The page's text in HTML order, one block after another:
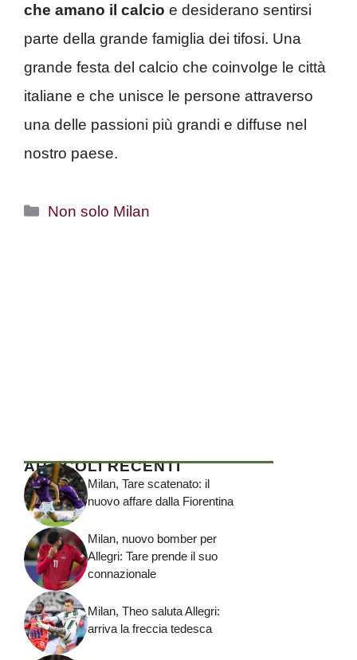
che amano il calcio e desiderano sentirsi
parte della grande famiglia dei tifosi. Una
grande festa del calcio che coinvolge le città
italiane e che unisce le persone attraverso
una delle passioni più grandi e diffuse nel
nostro paese.
Categorie
Non solo Milan
ARTICOLI RECENTI
Milan, Tare scatenato: il
nuovo affare dalla Fiorentina
Milan, nuovo bomber per
Allegri: Tare prende il suo
connazionale
Milan, Theo saluta Allegri:
arriva la freccia tedesca